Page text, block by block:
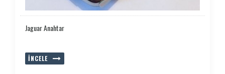
Jaguar Anahtar
İNCELE